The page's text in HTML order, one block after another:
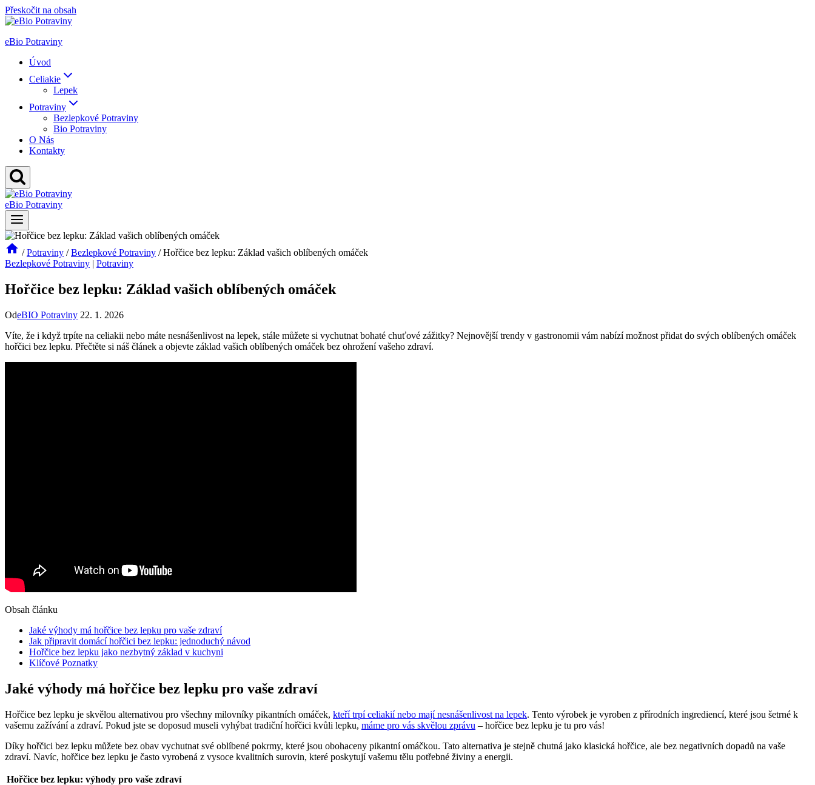
Přeskočit na obsah
eBio Potraviny
Úvod
Celiakie
Lepek
Potraviny
Bezlepkové Potraviny
Bio Potraviny
O Nás
Kontakty
eBio Potraviny
/ Potraviny / Bezlepkové Potraviny / Hořčice bez lepku: Základ vašich oblíbených omáček
Bezlepkové Potraviny | Potraviny
Hořčice bez lepku: Základ vašich oblíbených omáček
OdeBIO Potraviny 22. 1. 2026
Víte, že i když trpíte na celiakii nebo máte nesnášenlivost na lepek, stále můžete si vychutnat bohaté chuťové zážitky? Nejnovější trendy v gastronomii vám nabízí možnost přidat do svých oblíbených omáček
hořčici bez lepku. Přečtěte si náš článek a objevte základ vašich oblíbených omáček bez ohrožení vašeho zdraví.
Obsah článku
Jaké výhody má hořčice bez lepku pro vaše zdraví
Jak připravit domácí hořčici bez lepku: jednoduchý návod
Hořčice bez lepku jako nezbytný základ v kuchyni
Klíčové Poznatky
Jaké výhody má hořčice bez lepku pro vaše zdraví
Hořčice bez lepku je skvělou alternativou pro všechny milovníky pikantních omáček, kteří trpí celiakií nebo mají nesnášenlivost na lepek. Tento výrobek je vyroben z přírodních ingrediencí, které jsou šetrné k
vašemu zažívání a zdraví. Pokud jste se doposud museli vyhýbat tradiční hořčici kvůli lepku, máme pro vás skvělou zprávu – hořčice bez lepku je tu pro vás!
Díky hořčici bez lepku můžete bez obav vychutnat své oblíbené pokrmy, které jsou obohaceny pikantní omáčkou. Tato alternativa je stejně chutná jako klasická hořčice, ale bez negativních dopadů na vaše
zdraví. Navíc, hořčice bez lepku je často vyrobená z vysoce kvalitních surovin, které poskytují vašemu tělu potřebné živiny a energii.
Hořčice bez lepku: výhody pro vaše zdraví